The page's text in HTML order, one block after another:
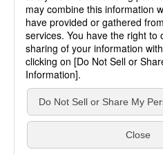
TEL：03-3263-3959／
麹町店
〒
TEL
大阪店
〒
TEL